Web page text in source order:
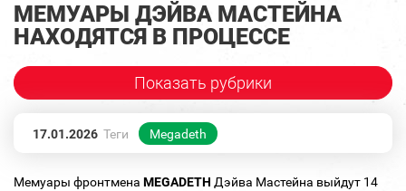
МЕМУАРЫ ДЭЙВА МАСТЕЙНА
НАХОДЯТСЯ В ПРОЦЕССЕ
Показать рубрики
17.01.2026 Теги Megadeth
Мемуары фронтмена MEGADETH Дэйва Мастейна выйдут 14